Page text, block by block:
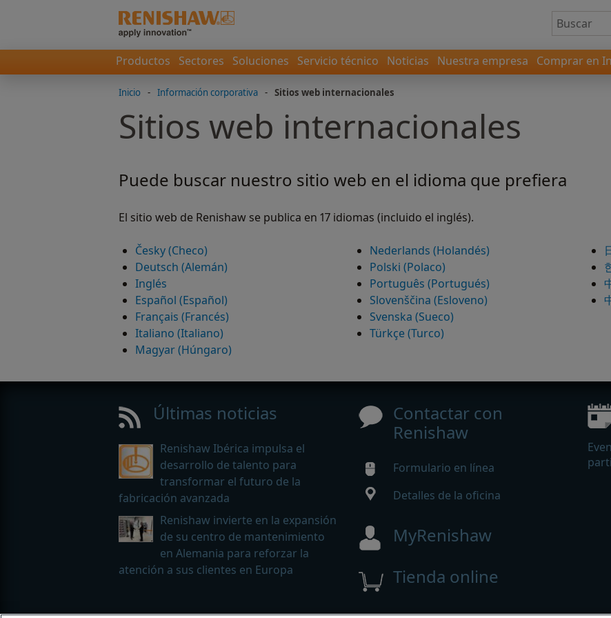
Productos Sectores Soluciones Servicio técnico Noticias Nuestra empresa Comprar en
Inicio - Información corporativa - Sitios web internacionales
Sitios web internacionales
Puede buscar nuestro sitio web en el idioma que prefiera
El sitio web de Renishaw se publica en 17 idiomas (incluido el inglés).
Česky (Checo)
Deutsch (Alemán)
Inglés
Español (Español)
Français (Francés)
Italiano (Italiano)
Magyar (Húngaro)
Nederlands (Holandés)
Polski (Polaco)
Português (Portugués)
Slovenščina (Esloveno)
Svenska (Sueco)
Türkçe (Turco)
Últimas noticias
Renishaw Ibérica impulsa el
desarrollo de talento para
transformar el futuro de la
fabricación avanzada
Renishaw invierte en la expansión
de su centro de mantenimiento
en Alemania para reforzar la
atención a sus clientes en Europa
Contactar con
Renishaw
Formulario en línea
Detalles de la oficina
MyRenishaw
Tienda online